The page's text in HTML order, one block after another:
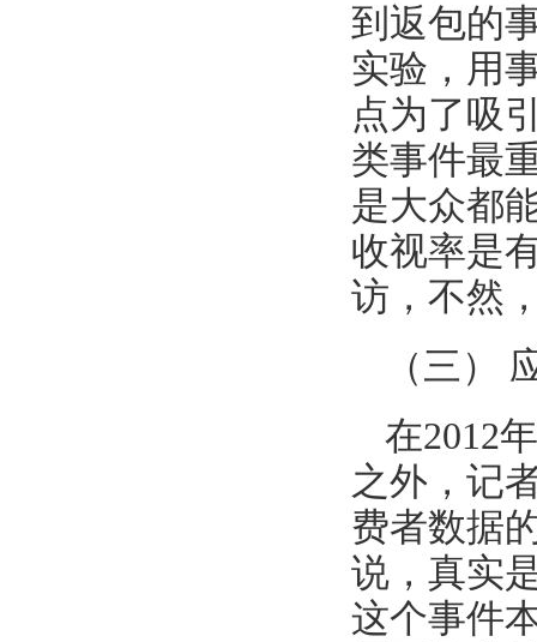
到返包的
实验，用
点为了吸
类事件最
是大众都
收视率是
访，不然
（三）
在2012
之外，记
费者数据
说，真实
这个事件